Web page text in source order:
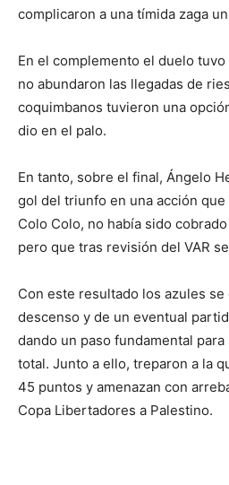
complicaron a una tímida zaga
En el complemento el duelo
no abundaron las llegadas de
coquimbanos tuvieron una
dio en el palo.
En tanto, sobre el final, Ángelo
gol del triunfo en una acción
Colo Colo, no había sido
pero que tras revisión del VAR
Con este resultado los azules
descenso y de un eventual
dando un paso fundamental
total. Junto a ello, treparon a la
45 puntos y amenazan con
Copa Libertadores a Palestino.